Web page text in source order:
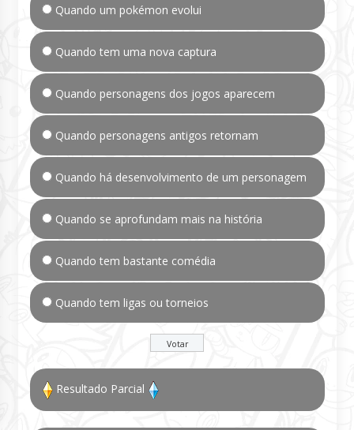
Quando um pokémon evolui
Quando tem uma nova captura
Quando personagens dos jogos aparecem
Quando personagens antigos retornam
Quando há desenvolvimento de um personagem
Quando se aprofundam mais na história
Quando tem bastante comédia
Quando tem ligas ou torneios
Resultado Parcial